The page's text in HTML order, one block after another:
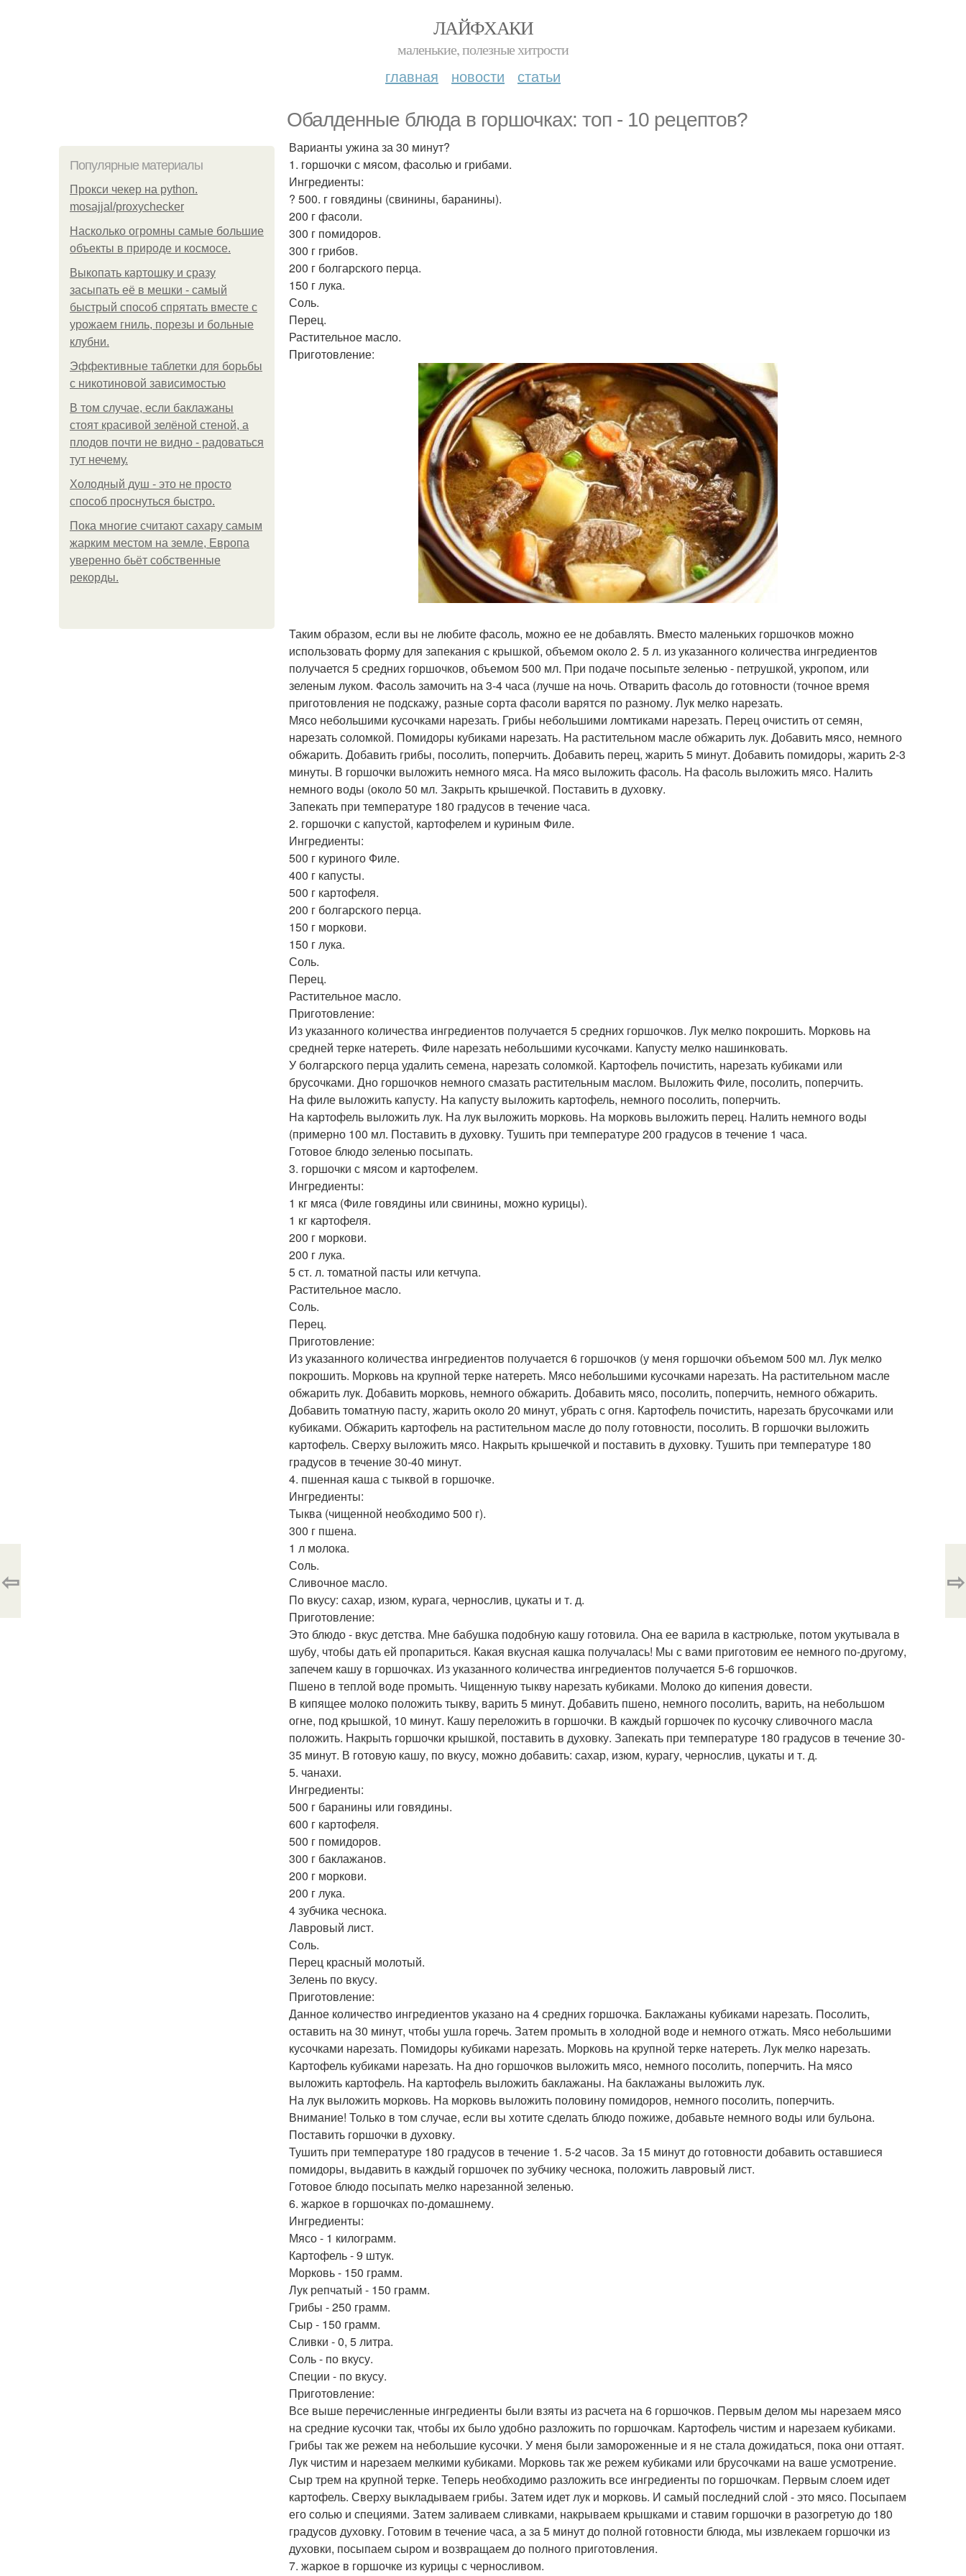
ЛАЙФХАКИ
маленькие, полезные хитрости
главная новости статьи
Обалденные блюда в горшочках: топ - 10 рецептов?
Популярные материалы
Прокси чекер на python.
mosajjal/proxychecker
Насколько огромны самые большие
объекты в природе и космосе.
Выкопать картошку и сразу
засыпать её в мешки - самый
быстрый способ спрятать вместе с
урожаем гниль, порезы и больные
клубни.
Эффективные таблетки для борьбы
с никотиновой зависимостью
В том случае, если баклажаны
стоят красивой зелёной стеной, а
плодов почти не видно - радоваться
тут нечему.
Холодный душ - это не просто
способ проснуться быстро.
Пока многие считают сахару самым
жарким местом на земле, Европа
уверенно бьёт собственные
рекорды.
Варианты ужина за 30 минут?
1. горшочки с мясом, фасолью и грибами.
Ингредиенты:
? 500. г говядины (свинины, баранины).
200 г фасоли.
300 г помидоров.
300 г грибов.
200 г болгарского перца.
150 г лука.
Соль.
Перец.
Растительное масло.
Приготовление:
Таким образом, если вы не любите фасоль, можно ее не добавлять. Вместо маленьких горшочков можно
использовать форму для запекания с крышкой, объемом около 2. 5 л. из указанного количества ингредиентов
получается 5 средних горшочков, объемом 500 мл. При подаче посыпьте зеленью - петрушкой, укропом, или
зеленым луком. Фасоль замочить на 3-4 часа (лучше на ночь. Отварить фасоль до готовности (точное время
приготовления не подскажу, разные сорта фасоли варятся по разному. Лук мелко нарезать.
Мясо небольшими кусочками нарезать. Грибы небольшими ломтиками нарезать. Перец очистить от семян,
нарезать соломкой. Помидоры кубиками нарезать. На растительном масле обжарить лук. Добавить мясо, немного
обжарить. Добавить грибы, посолить, поперчить. Добавить перец, жарить 5 минут. Добавить помидоры, жарить 2-3
минуты. В горшочки выложить немного мяса. На мясо выложить фасоль. На фасоль выложить мясо. Налить
немного воды (около 50 мл. Закрыть крышечкой. Поставить в духовку.
Запекать при температуре 180 градусов в течение часа.
2. горшочки с капустой, картофелем и куриным Филе.
Ингредиенты:
500 г куриного Филе.
400 г капусты.
500 г картофеля.
200 г болгарского перца.
150 г моркови.
150 г лука.
Соль.
Перец.
Растительное масло.
Приготовление:
Из указанного количества ингредиентов получается 5 средних горшочков. Лук мелко покрошить. Морковь на
средней терке натереть. Филе нарезать небольшими кусочками. Капусту мелко нашинковать.
У болгарского перца удалить семена, нарезать соломкой. Картофель почистить, нарезать кубиками или
брусочками. Дно горшочков немного смазать растительным маслом. Выложить Филе, посолить, поперчить.
На филе выложить капусту. На капусту выложить картофель, немного посолить, поперчить.
На картофель выложить лук. На лук выложить морковь. На морковь выложить перец. Налить немного воды
(примерно 100 мл. Поставить в духовку. Тушить при температуре 200 градусов в течение 1 часа.
Готовое блюдо зеленью посыпать.
3. горшочки с мясом и картофелем.
Ингредиенты:
1 кг мяса (Филе говядины или свинины, можно курицы).
1 кг картофеля.
200 г моркови.
200 г лука.
5 ст. л. томатной пасты или кетчупа.
Растительное масло.
Соль.
Перец.
Приготовление:
Из указанного количества ингредиентов получается 6 горшочков (у меня горшочки объемом 500 мл. Лук мелко
покрошить. Морковь на крупной терке натереть. Мясо небольшими кусочками нарезать. На растительном масле
обжарить лук. Добавить морковь, немного обжарить. Добавить мясо, посолить, поперчить, немного обжарить.
Добавить томатную пасту, жарить около 20 минут, убрать с огня. Картофель почистить, нарезать брусочками или
кубиками. Обжарить картофель на растительном масле до полу готовности, посолить. В горшочки выложить
картофель. Сверху выложить мясо. Накрыть крышечкой и поставить в духовку. Тушить при температуре 180
градусов в течение 30-40 минут.
4. пшенная каша с тыквой в горшочке.
Ингредиенты:
Тыква (чищенной необходимо 500 г).
300 г пшена.
1 л молока.
Соль.
Сливочное масло.
По вкусу: сахар, изюм, курага, чернослив, цукаты и т. д.
Приготовление:
Это блюдо - вкус детства. Мне бабушка подобную кашу готовила. Она ее варила в кастрюльке, потом укутывала в
шубу, чтобы дать ей пропариться. Какая вкусная кашка получалась! Мы с вами приготовим ее немного по-другому,
запечем кашу в горшочках. Из указанного количества ингредиентов получается 5-6 горшочков.
Пшено в теплой воде промыть. Чищенную тыкву нарезать кубиками. Молоко до кипения довести.
В кипящее молоко положить тыкву, варить 5 минут. Добавить пшено, немного посолить, варить, на небольшом
огне, под крышкой, 10 минут. Кашу переложить в горшочки. В каждый горшочек по кусочку сливочного масла
положить. Накрыть горшочки крышкой, поставить в духовку. Запекать при температуре 180 градусов в течение 30-
35 минут. В готовую кашу, по вкусу, можно добавить: сахар, изюм, курагу, чернослив, цукаты и т. д.
5. чанахи.
Ингредиенты:
500 г баранины или говядины.
600 г картофеля.
500 г помидоров.
300 г баклажанов.
200 г моркови.
200 г лука.
4 зубчика чеснока.
Лавровый лист.
Соль.
Перец красный молотый.
Зелень по вкусу.
Приготовление:
Данное количество ингредиентов указано на 4 средних горшочка. Баклажаны кубиками нарезать. Посолить,
оставить на 30 минут, чтобы ушла горечь. Затем промыть в холодной воде и немного отжать. Мясо небольшими
кусочками нарезать. Помидоры кубиками нарезать. Морковь на крупной терке натереть. Лук мелко нарезать.
Картофель кубиками нарезать. На дно горшочков выложить мясо, немного посолить, поперчить. На мясо
выложить картофель. На картофель выложить баклажаны. На баклажаны выложить лук.
На лук выложить морковь. На морковь выложить половину помидоров, немного посолить, поперчить.
Внимание! Только в том случае, если вы хотите сделать блюдо пожиже, добавьте немного воды или бульона.
Поставить горшочки в духовку.
Тушить при температуре 180 градусов в течение 1. 5-2 часов. За 15 минут до готовности добавить оставшиеся
помидоры, выдавить в каждый горшочек по зубчику чеснока, положить лавровый лист.
Готовое блюдо посыпать мелко нарезанной зеленью.
6. жаркое в горшочках по-домашнему.
Ингредиенты:
Мясо - 1 килограмм.
Картофель - 9 штук.
Морковь - 150 грамм.
Лук репчатый - 150 грамм.
Грибы - 250 грамм.
Сыр - 150 грамм.
Сливки - 0, 5 литра.
Соль - по вкусу.
Специи - по вкусу.
Приготовление:
Все выше перечисленные ингредиенты были взяты из расчета на 6 горшочков. Первым делом мы нарезаем мясо
на средние кусочки так, чтобы их было удобно разложить по горшочкам. Картофель чистим и нарезаем кубиками.
Грибы так же режем на небольшие кусочки. У меня были замороженные и я не стала дожидаться, пока они оттаят.
Лук чистим и нарезаем мелкими кубиками. Морковь так же режем кубиками или брусочками на ваше усмотрение.
Сыр трем на крупной терке. Теперь необходимо разложить все ингредиенты по горшочкам. Первым слоем идет
картофель. Сверху выкладываем грибы. Затем идет лук и морковь. И самый последний слой - это мясо. Посыпаем
его солью и специями. Затем заливаем сливками, накрываем крышками и ставим горшочки в разогретую до 180
градусов духовку. Готовим в течение часа, а за 5 минут до полной готовности блюда, мы извлекаем горшочки из
духовки, посыпаем сыром и возвращаем до полного приготовления.
7. жаркое в горшочке из курицы с черносливом.
⇦ ⇨